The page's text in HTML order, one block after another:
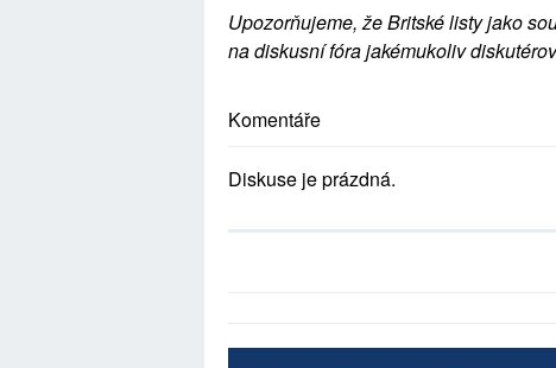
Upozorňujeme, že Britské listy jako
na diskusní fóra jakémukoliv
Komentáře
Diskuse je prázdná.